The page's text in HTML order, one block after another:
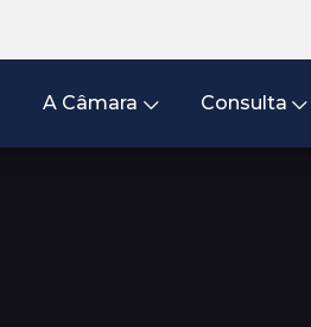
A Câmara Consulta